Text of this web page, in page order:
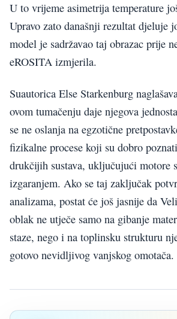
U to vrijeme asimetrija temperature
Upravo zato današnji rezultat djeluje
model je sadržavao taj obrazac prije
eROSITA izmjerila.
Suautorica Else Starkenburg
ovom tumačenju daje njegova
se ne oslanja na egzotične
fizikalne procese koji su dobro
drukčijih sustava, uključujući motore
izgaranjem. Ako se taj zaključak
analizama, postat će još jasnije da
oblak ne utječe samo na gibanje
staze, nego i na toplinsku strukturu
gotovo nevidljivog vanjskog omotača.